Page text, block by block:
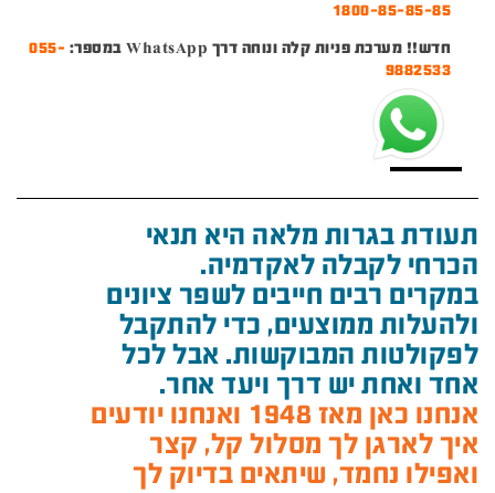
1800-85-85-85
חדש!! מערכת פניות קלה ונוחה דרך WhatsApp במספר:
055-
9882533
תעודת בגרות מלאה היא תנאי
הכרחי לקבלה לאקדמיה.
במקרים רבים חייבים לשפר ציונים
ולהעלות ממוצעים, כדי להתקבל
לפקולטות המבוקשות. אבל לכל
אחד ואחת יש דרך ויעד אחר.
אנחנו כאן מאז 1948 ואנחנו יודעים
איך לארגן לך מסלול קל, קצר
ואפילו נחמד, שיתאים בדיוק לך